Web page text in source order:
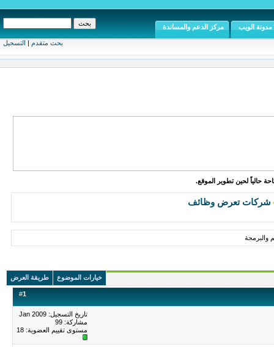
بحث متقدم | التسجيل
مدونة الويب مركز الدعم والمساندة
حالياً لحين تطوير الموقع.
شركات تعرض وظائف
والبرمجة
خيارات الموضوع طريقة العرض
#1
تاريخ التسجيل: Jan 2009
مشاركة: 99
مستوى تقييم العضوية: 18